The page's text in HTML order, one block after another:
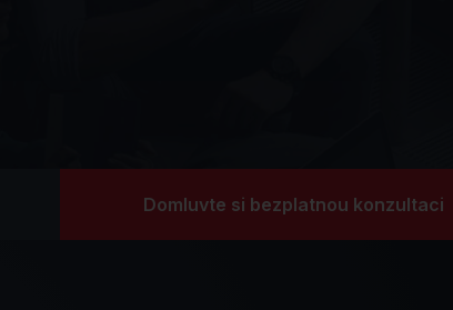
Domluvte si bezplatnou konzultaci